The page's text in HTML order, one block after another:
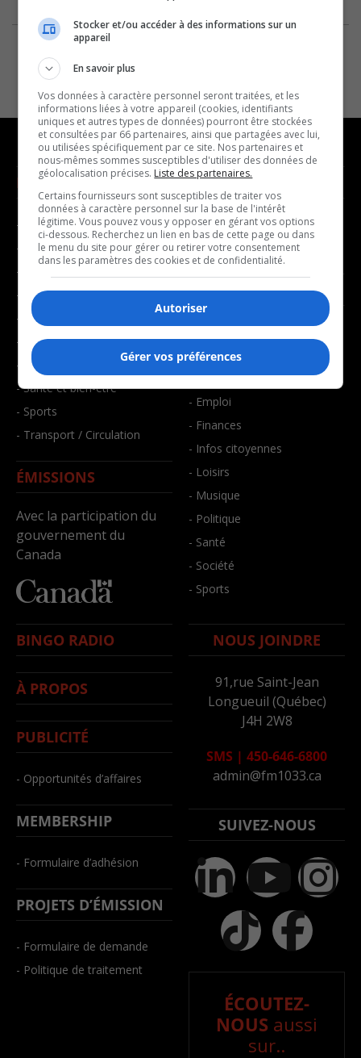
NOUVELLES
- Affaires municipales
- Communauté / Social
- Culture
- Économie
- Éducation
- Environnement
- Faits divers
- Santé et bien-être
- Sports
- Transport / Circulation
ÉMISSIONS
Avec la participation du
gouvernement du
Canada
MUSIQUE
- Décompte franco
- Joué récemment
BALADOS
- Art de vivre
- Bien-être
- Emploi
- Finances
- Infos citoyennes
- Loisirs
- Musique
- Politique
- Santé
- Société
- Sports
BINGO RADIO
À PROPOS
PUBLICITÉ
- Opportunités d’affaires
MEMBERSHIP
- Formulaire d’adhésion
PROJETS D’ÉMISSION
- Formulaire de demande
- Politique de traitement
NOUS JOINDRE
91,rue Saint-Jean
Longueuil (Québec)
J4H 2W8
SMS | 450-646-6800
admin@fm1033.ca
SUIVEZ-NOUS
ÉCOUTEZ-
NOUS aussi
sur..
Stocker et/ou accéder à des informations sur un
appareil
En savoir plus
Vos données à caractère personnel seront traitées, et les
informations liées à votre appareil (cookies, identifiants
uniques et autres types de données) pourront être stockées
et consultées par 66 partenaires, ainsi que partagées avec lui,
ou utilisées spécifiquement par ce site. Nos partenaires et
nous-mêmes sommes susceptibles d'utiliser des données de
géolocalisation précises. Liste des partenaires.
Certains fournisseurs sont susceptibles de traiter vos
données à caractère personnel sur la base de l'intérêt
légitime. Vous pouvez vous y opposer en gérant vos options
ci-dessous. Recherchez un lien en bas de cette page ou dans
le menu du site pour gérer ou retirer votre consentement
dans les paramètres des cookies et de confidentialité.
Autoriser
Gérer vos préférences